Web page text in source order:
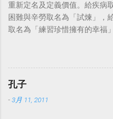
重新定名及定義價值。給疾病
困難與辛勞取名為「試煉」，
取名為「練習珍惜擁有的幸福
點看事情，就不會覺得活著
華名言 - Chinese Quotes
孔子
-3月 11, 2011